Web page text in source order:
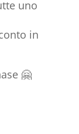
uno
in
🤗